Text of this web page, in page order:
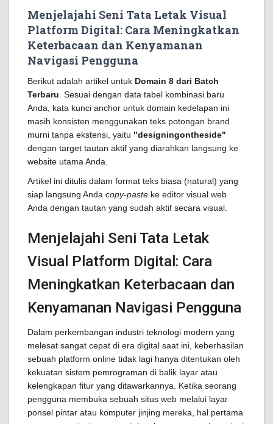
Menjelajahi Seni Tata Letak Visual
Platform Digital: Cara Meningkatkan
Keterbacaan dan Kenyamanan
Navigasi Pengguna
Berikut adalah artikel untuk Domain 8 dari Batch
Terbaru . Sesuai dengan data tabel kombinasi baru
Anda, kata kunci anchor untuk domain kedelapan ini
masih konsisten menggunakan teks potongan brand
murni tanpa ekstensi, yaitu "designingontheside"
dengan target tautan aktif yang diarahkan langsung ke
website utama Anda.
Artikel ini ditulis dalam format teks biasa (natural) yang
siap langsung Anda copy-paste ke editor visual web
Anda dengan tautan yang sudah aktif secara visual.
Menjelajahi Seni Tata Letak
Visual Platform Digital: Cara
Meningkatkan Keterbacaan dan
Kenyamanan Navigasi Pengguna
Dalam perkembangan industri teknologi modern yang
melesat sangat cepat di era digital saat ini, keberhasilan
sebuah platform online tidak lagi hanya ditentukan oleh
kekuatan sistem pemrograman di balik layar atau
kelengkapan fitur yang ditawarkannya. Ketika seorang
pengguna membuka sebuah situs web melalui layar
ponsel pintar atau komputer jinjing mereka, hal pertama